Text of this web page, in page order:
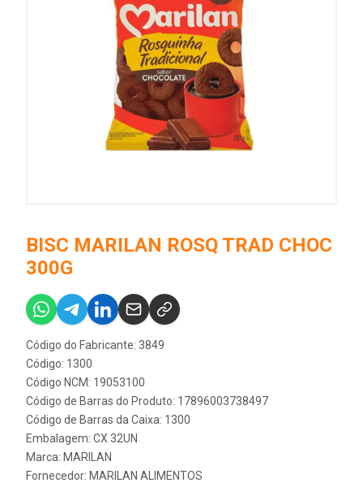
BISC MARILAN ROSQ TRAD CHOC
300G
Código do Fabricante: 3849
Código: 1300
Código NCM: 19053100
Código de Barras do Produto: 17896003738497
Código de Barras da Caixa: 1300
Embalagem: CX 32UN
Marca: MARILAN
Fornecedor: MARILAN ALIMENTOS